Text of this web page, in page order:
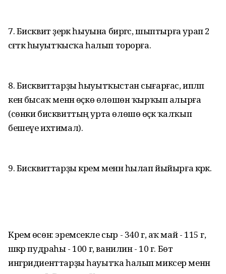
7. Бисквит әҙерәк һыуына биргәс, шыптырға урап 2
сәғәткә һыуытҡысҡа һалып торорға.
8. Бисквиттарҙы һыуытҡыстан сығарғас, ипләп
кенә бысаҡ менән өҫкө өлөшөн ҡырҡып алырға
(сөнки бисквиттың урта өлөшө өҫкә ҡалҡып
бешеүе ихтимал).
9. Бисквиттарҙы крем менән һылап йыйырға кәрәк.
Крем өсөн: эремсекле сыр - 340 г, аҡ май - 115 г,
шәкәр пудраһы - 100 г, ванилин - 10 г. Бөтә
ингридиенттарҙы һауытҡа һалып миксер менән